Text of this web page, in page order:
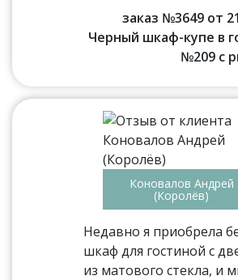
заказ №3649 от
Черный шкаф-купе в
№209 с
Коновалов Андрей
(Королёв)
Недавно я приобрела
шкаф для гостиной с
из матового стекла, и